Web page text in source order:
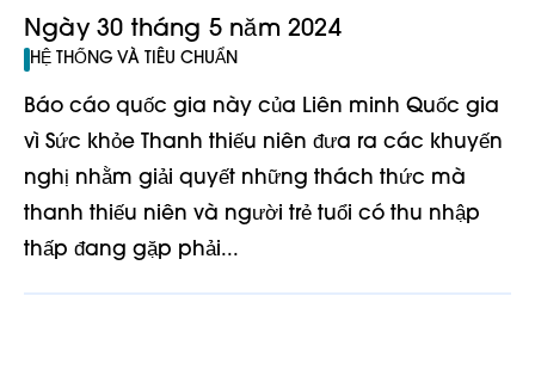
Ngày 30 tháng 5 năm 2024
HỆ THỐNG VÀ TIÊU CHUẨN
Báo cáo quốc gia này của Liên minh Quốc gia
vì Sức khỏe Thanh thiếu niên đưa ra các khuyến
nghị nhằm giải quyết những thách thức mà
thanh thiếu niên và người trẻ tuổi có thu nhập
thấp đang gặp phải...